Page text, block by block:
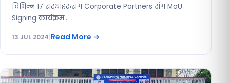
विभिन्न १७ सस्थाहरुसंग Corporate Partners संग MoU
Signing कार्यक्रम…
13 JUL 2024 Read More →